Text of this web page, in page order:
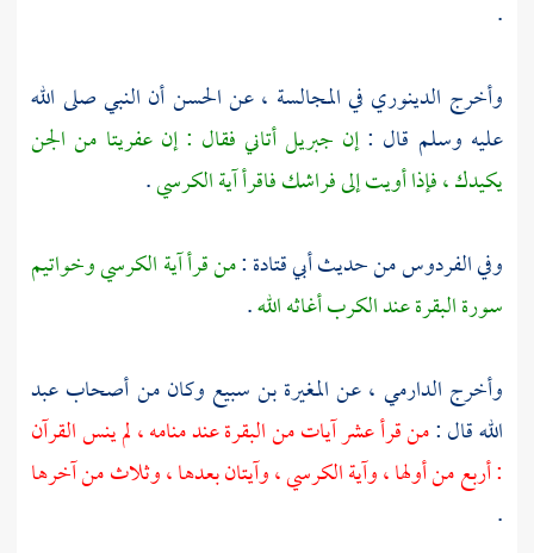
.
وأخرج الدينوري في المجالسة ، عنالحسنأن النبي صلى الله
عليه وسلم قال :إن جبريلأتاني فقال : إن عفريتا من الجن
يكيدك ، فإذا أويت إلى فراشك فاقرأ آية الكرسي.
وفيالفردوسمن حديثأبي قتادة:من قرأ آية الكرسي وخواتيم
سورة البقرة عند الكرب أغاثه الله.
وأخرج الدارمي ، عنالمغيرة بن سبيع وكان من أصحابعبد
اللهقال :من قرأ عشر آيات من البقرة عند منامه ، لم ينس القرآن
: أربع من أولها ، وآية الكرسي ، وآيتان بعدها ، وثلاث من آخرها
.